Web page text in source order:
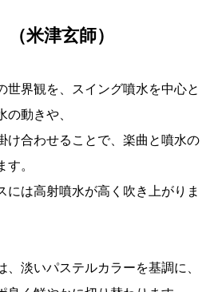
米津玄師）
世界観を、スイング噴水を中心と
の動きや、
け合わせることで、楽曲と噴水の
。
には高射噴水が高く吹き上がりま
、淡いパステルカラーを基調に、